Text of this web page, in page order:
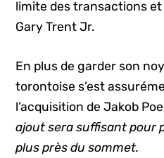
limite des transactions et
Gary Trent Jr.
En plus de garder son
torontoise s’est
l’acquisition de Jakob
ajout sera suffisant pour
plus près du sommet.